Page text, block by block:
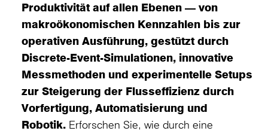
Produktivität auf allen Ebenen — von
makroökonomischen Kennzahlen bis zur
operativen Ausführung, gestützt durch
Discrete-Event-Simulationen, innovative
Messmethoden und experimentelle Setups
zur Steigerung der Flusseffizienz durch
Vorfertigung, Automatisierung und
Robotik. Erforschen Sie, wie durch eine